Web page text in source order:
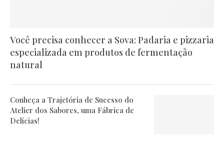
Você precisa conhecer a Sova: Padaria e pizzaria
especializada em produtos de fermentação
natural
Conheça a Trajetória de Sucesso do
Atelier dos Sabores, uma Fábrica de
Delícias!